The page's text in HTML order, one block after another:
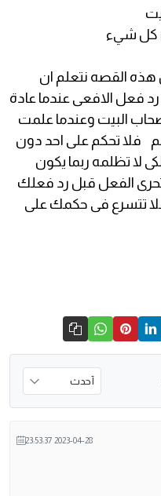
وسعت كل شيء
ان
فعل الافعى عندما عادة
البيت وعندما علمت
فلا تحكم على احد دون
لا تظلمه ربما يكون
الفعل قبل رد فعلك
تتسرع فى حكمك على
2023-04-28 23:53:37